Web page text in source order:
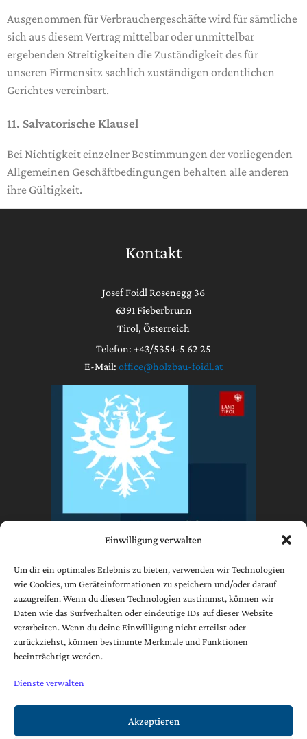
Einwilligung verwalten
Um dir ein optimales Erlebnis zu bieten, verwenden wir Technologien
wie Cookies, um Geräteinformationen zu speichern und/oder darauf
zuzugreifen. Wenn du diesen Technologien zustimmst, können wir
Daten wie das Surfverhalten oder eindeutige IDs auf dieser Website
verarbeiten. Wenn du deine Einwilligung nicht erteilst oder
zurückziehst, können bestimmte Merkmale und Funktionen
beeinträchtigt werden.
Dienste verwalten
Akzeptieren
Ausgenommen für Verbrauchergeschäfte wird für sämtliche
sich aus diesem Vertrag mittelbar oder unmittelbar
ergebenden Streitigkeiten die Zuständigkeit des für
unseren Firmensitz sachlich zuständigen ordentlichen
Gerichtes vereinbart.
11. Salvatorische Klausel
Bei Nichtigkeit einzelner Bestimmungen der vorliegenden
Allgemeinen Geschäftbedingungen behalten alle anderen
ihre Gültigkeit.
Kontakt
Josef Foidl Rosenegg 36
6391 Fieberbrunn
Tirol, Österreich
Telefon: +43/5354-5 62 25
E-Mail: office@holzbau-foidl.at
Impressum
Datenschutzerklärung
AGB
[borlabs-cookie type="btn-cookie-preference" title="Widerruf /
Änderung Datenschutzeinstellungen" element="link"/]